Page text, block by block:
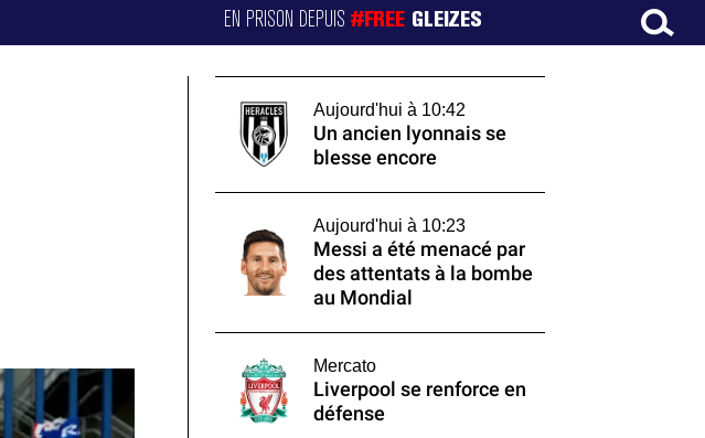
EN PRISON DEPUIS#FREE GLEIZES
Aujourd'hui à 10:42
Un ancien lyonnais se
blesse encore
Aujourd'hui à 10:23
Messi a été menacé par
des attentats à la bombe
au Mondial
Mercato
Liverpool se renforce en
défense